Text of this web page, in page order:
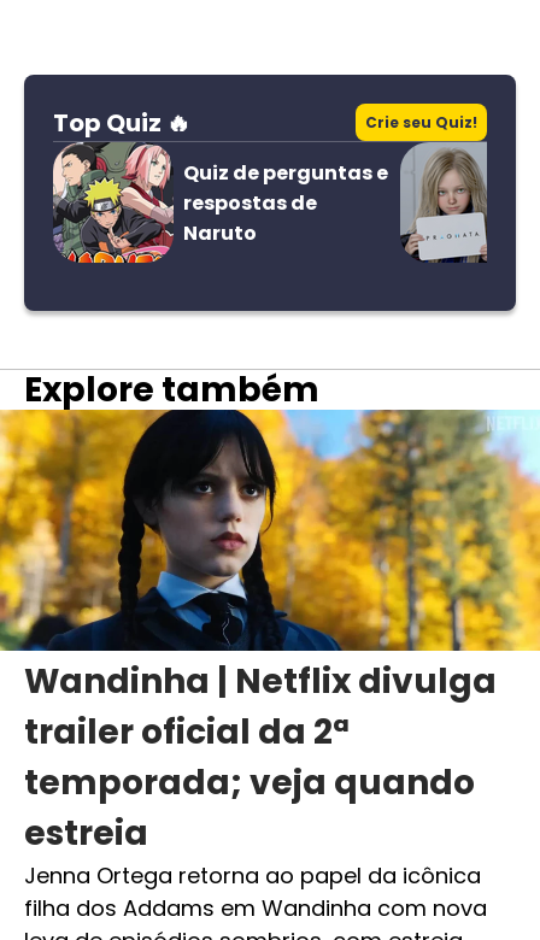
Top Quiz 🔥 Crie seu Quiz!
Quiz de perguntas e
respostas de
Naruto
Explore também
Wandinha | Netflix divulga
trailer oficial da 2ª
temporada; veja quando
estreia
Jenna Ortega retorna ao papel da icônica
filha dos Addams em Wandinha com nova